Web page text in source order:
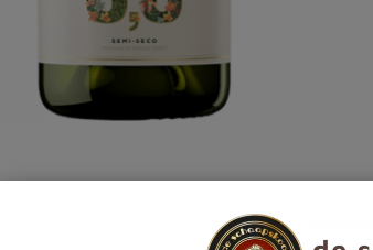
variëteit met een zachte, smaakvolle en